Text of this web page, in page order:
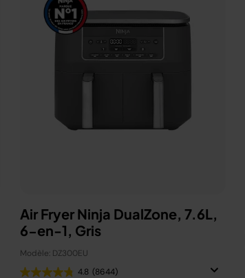
Air Fryer Ninja DualZone, 7.6L,
6-en-1, Gris
Modèle: DZ300EU
4.8 (8644)